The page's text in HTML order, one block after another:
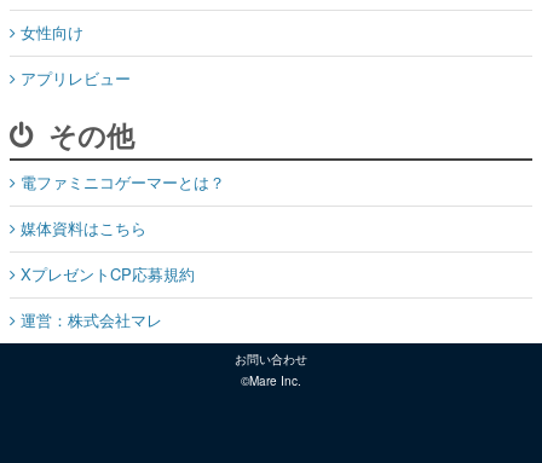
女性向け
アプリレビュー
その他
電ファミニコゲーマーとは？
媒体資料はこちら
XプレゼントCP応募規約
運営：株式会社マレ
お問い合わせ
©Mare Inc.